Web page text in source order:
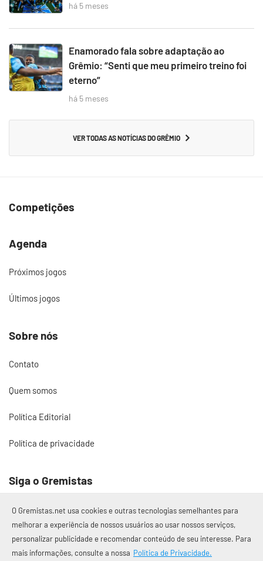
há 5 meses
Enamorado fala sobre adaptação ao
Grêmio: “Senti que meu primeiro treino foi
eterno”
há 5 meses
VER TODAS AS NOTÍCIAS DO GRÊMIO
Competições
Agenda
Próximos jogos
Últimos jogos
Sobre nós
Contato
Quem somos
Política Editorial
Política de privacidade
Siga o Gremistas
© 2017 – 2026 Gremistas.net
Gremistas.net — Porto Alegre/RS
O Gremistas.net usa cookies e outras tecnologias semelhantes para
melhorar a experiência de nossos usuários ao usar nossos serviços,
personalizar publicidade e recomendar conteúdo de seu interesse. Para
mais informações, consulte a nossa Política de Privacidade.